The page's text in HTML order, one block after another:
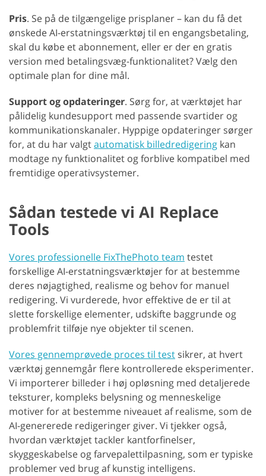
Pris. Se på de tilgængelige prisplaner – kan du få det
ønskede AI-erstatningsværktøj til en engangsbetaling,
skal du købe et abonnement, eller er der en gratis
version med betalingsvæg-funktionalitet? Vælg den
optimale plan for dine mål.
Support og opdateringer. Sørg for, at værktøjet har
pålidelig kundesupport med passende svartider og
kommunikationskanaler. Hyppige opdateringer sørger
for, at du har valgtautomatisk billedredigering kan
modtage ny funktionalitet og forblive kompatibel med
fremtidige operativsystemer.
Sådan testede vi AI Replace
Tools
Vores professionelle FixThePhoto team testet
forskellige AI-erstatningsværktøjer for at bestemme
deres nøjagtighed, realisme og behov for manuel
redigering. Vi vurderede, hvor effektive de er til at
slette forskellige elementer, udskifte baggrunde og
problemfrit tilføje nye objekter til scenen.
Vores gennemprøvede proces til test sikrer, at hvert
værktøj gennemgår flere kontrollerede eksperimenter.
Vi importerer billeder i høj opløsning med detaljerede
teksturer, kompleks belysning og menneskelige
motiver for at bestemme niveauet af realisme, som de
AI-genererede redigeringer giver. Vi tjekker også,
hvordan værktøjet tackler kantforfinelser,
skyggeskabelse og farvepalettilpasning, som er typiske
problemer ved brug af kunstig intelligens.